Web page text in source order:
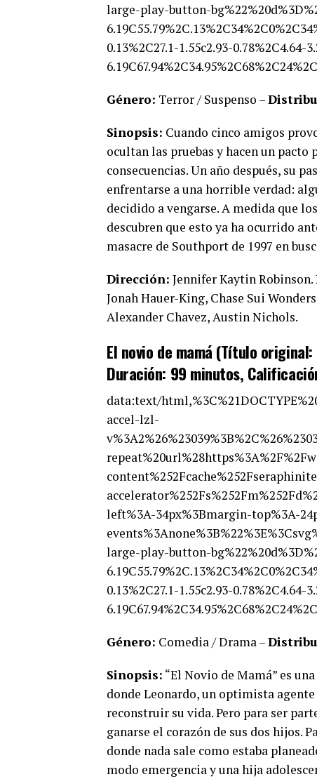
large-play-button-
0.13%2C27.1-1.55c2.93-0.78%2C4.64-
Género: Terror / Suspenso –
Sinopsis: Cuando cinco amigos
ocultan las pruebas y hacen un
consecuencias. Un año después, su
enfrentarse a una horrible verdad:
decidido a vengarse. A medida que
descubren que esto ya ha ocurrido
masacre de Southport de 1997 en
Dirección: Jennifer Kaytin Robinson.
Jonah Hauer-King, Chase Sui
Alexander Chavez, Austin Nichols.
El novio de mamá (Título
Duración: 99 minutos,
data:text/
accel-lzl-
left%3A-34px%3Bmargin-top%3A-
large-play-button-
0.13%2C27.1-1.55c2.93-0.78%2C4.64-
Género: Comedia / Drama –
Sinopsis: “El Novio de Mamá” es
donde Leonardo, un optimista
reconstruir su vida. Pero para ser
ganarse el corazón de sus dos hijos.
donde nada sale como estaba
modo emergencia y una hija